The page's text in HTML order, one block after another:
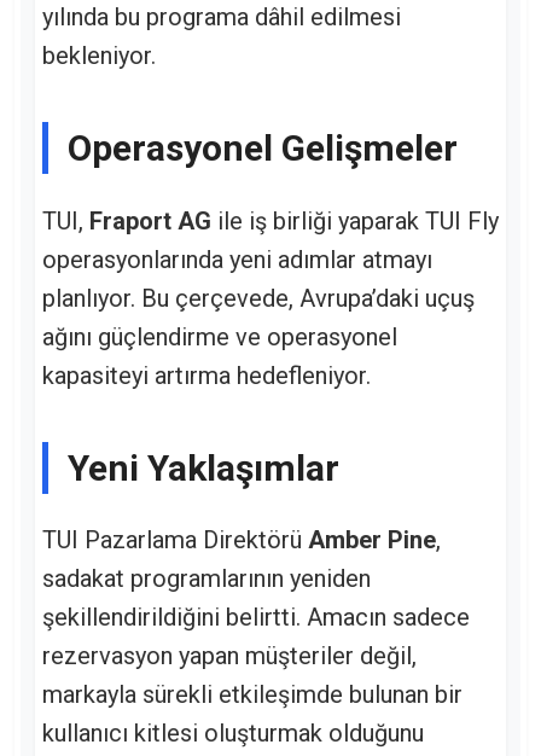
yılında bu programa dâhil edilmesi
bekleniyor.
Operasyonel Gelişmeler
TUI, Fraport AG ile iş birliği yaparak TUI Fly
operasyonlarında yeni adımlar atmayı
planlıyor. Bu çerçevede, Avrupa’daki uçuş
ağını güçlendirme ve operasyonel
kapasiteyi artırma hedefleniyor.
Yeni Yaklaşımlar
TUI Pazarlama Direktörü Amber Pine,
sadakat programlarının yeniden
şekillendirildiğini belirtti. Amacın sadece
rezervasyon yapan müşteriler değil,
markayla sürekli etkileşimde bulunan bir
kullanıcı kitlesi oluşturmak olduğunu